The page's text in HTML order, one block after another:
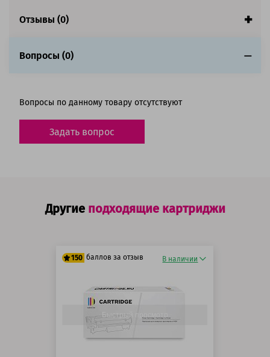
Отзывы (0)
Вопросы (0)
Вопросы по данному товару отсутствуют
Задать вопрос
Другие подходящие картриджи
150 баллов за отзыв
125 баллов
150 баллов
В наличии
Быстрый просмотр